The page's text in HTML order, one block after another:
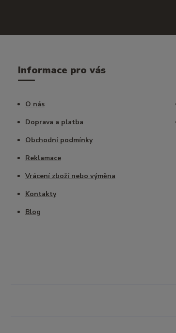
Informace pro vás
O nás
Doprava a platba
Obchodní podmínky
Reklamace
Vrácení zboží nebo výměna
Kontakty
Blog